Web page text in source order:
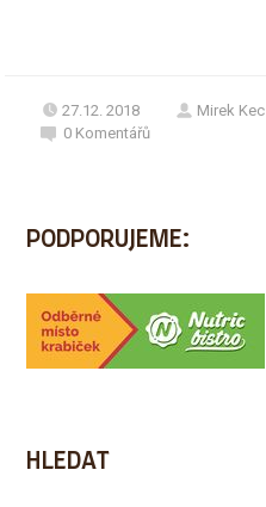
27.12. 2018 Mirek Kec
0 Komentářů
PODPORUJEME:
HLEDAT